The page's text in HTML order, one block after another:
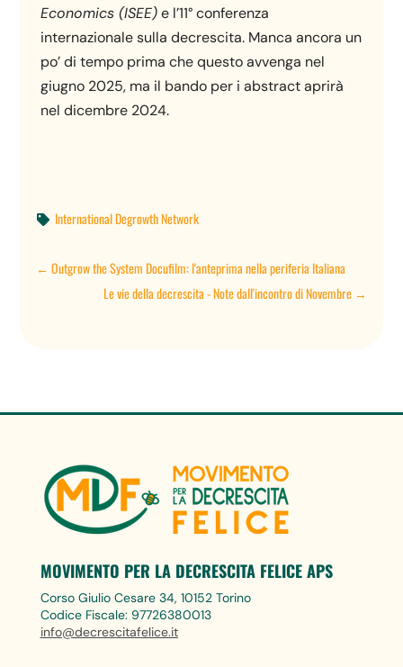
Economics (ISEE)e l’11° conferenza
internazionale sulla decrescita. Manca ancora un
po’ di tempo prima che questo avvenga nel
giugno 2025, ma il bando per i abstract aprirà
nel dicembre 2024.
 International Degrowth Network
←Outgrow the System Docufilm: l'anteprima nella periferia Italiana
Le vie della decrescita - Note dall'incontro di Novembre→
MOVIMENTO PER LA DECRESCITA FELICE APS
Corso Giulio Cesare 34, 10152 Torino
Codice Fiscale: 97726380013
info@decrescitafelice.it